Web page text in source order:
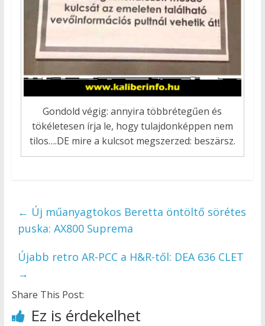
Gondold végig: annyira többrétegűen és
tökéletesen írja le, hogy tulajdonképpen nem
tilos….DE mire a kulcsot megszerzed: beszärsz.
← Új műanyagtokos Beretta öntöltő sörétes
puska: AX800 Suprema
Újabb retro AR-PCC a H&R-től: DEA 636 CLET
→
Share This Post:
Ez is érdekelhet